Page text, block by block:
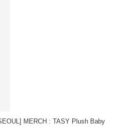
MERCH : TASY Plush Baby